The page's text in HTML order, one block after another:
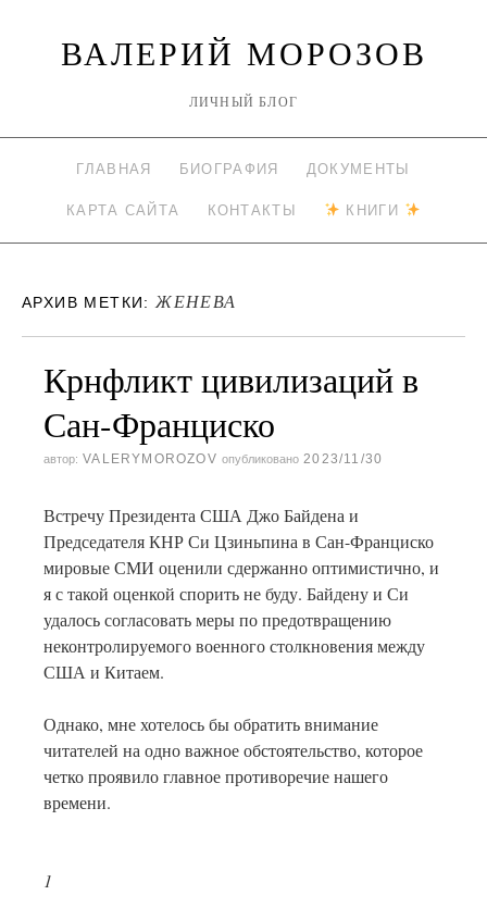
ВАЛЕРИЙ МОРОЗОВ
ЛИЧНЫЙ БЛОГ
ГЛАВНАЯ БИОГРАФИЯ ДОКУМЕНТЫ
КАРТА САЙТА КОНТАКТЫ КНИГИ
АРХИВ МЕТКИ: ЖЕНЕВА
Крнфликт цивилизаций в
Сан-Франциско
автор: VALERYMOROZOV опубликовано 2023/11/30
Встречу Президента США Джо Байдена и
Председателя КНР Си Цзиньпина в Сан-Франциско
мировые СМИ оценили сдержанно оптимистично, и
я с такой оценкой спорить не буду. Байдену и Си
удалось согласовать меры по предотвращению
неконтролируемого военного столкновения между
США и Китаем.
Однако, мне хотелось бы обратить внимание
читателей на одно важное обстоятельство, которое
четко проявило главное противоречие нашего
времени.
1